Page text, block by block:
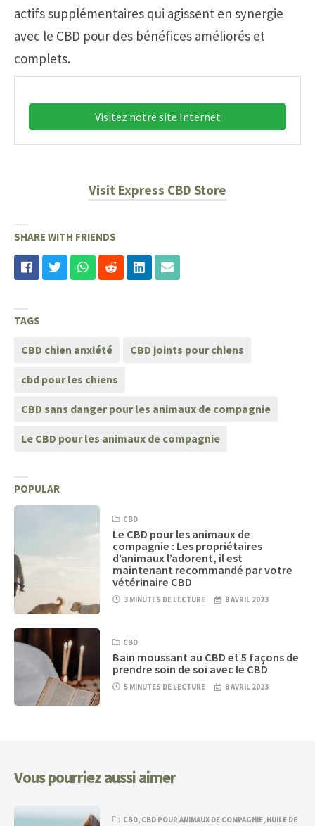
actifs supplémentaires qui agissent en synergie
avec le CBD pour des bénéfices améliorés et
complets.
Visitez notre site Internet
Visit Express CBD Store
SHARE WITH FRIENDS
TAGS
CBD chien anxiété CBD joints pour chiens
cbd pour les chiens
CBD sans danger pour les animaux de compagnie
Le CBD pour les animaux de compagnie
POPULAR
CBD
Le CBD pour les animaux de
compagnie : Les propriétaires
d’animaux l’adorent, il est
maintenant recommandé par votre
vétérinaire CBD
3 MINUTES DE LECTURE 8 AVRIL 2023
CBD
Bain moussant au CBD et 5 façons de
prendre soin de soi avec le CBD
5 MINUTES DE LECTURE 8 AVRIL 2023
Vous pourriez aussi aimer
CBD, CBD POUR ANIMAUX DE COMPAGNIE, HUILE DE